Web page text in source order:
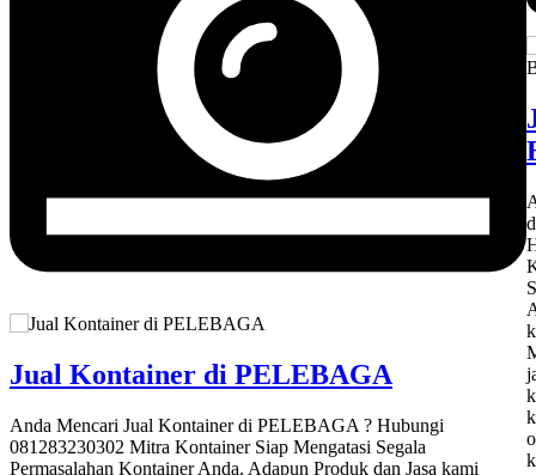
Jual Kontainer di PELEBAGA
Anda Mencari Jual Kontainer di PELEBAGA ? Hubungi
081283230302 Mitra Kontainer Siap Mengatasi Segala
Permasalahan Kontainer Anda. Adapun Produk dan Jasa kami